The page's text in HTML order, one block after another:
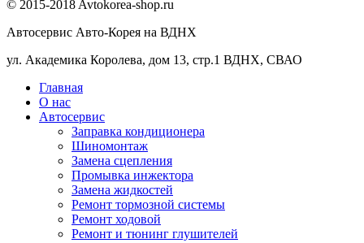
© 2015-2018 Avtokorea-shop.ru
Автосервис Авто-Корея на ВДНХ
ул. Академика Королева, дом 13, стр.1 ВДНХ, СВАО
Главная
О нас
Автосервис
Заправка кондиционера
Шиномонтаж
Замена сцепления
Промывка инжектора
Замена жидкостей
Ремонт тормозной системы
Ремонт ходовой
Ремонт и тюнинг глушителей